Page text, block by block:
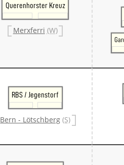
Querenhorster Kreuz
Merxferri (W)
RBS / Jegenstorf
Bern - Lötschberg (S)